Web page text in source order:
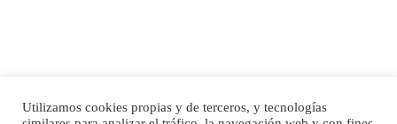
SHIBA PERDIDO AVDA JOSE MESA Y LOPEZ
Utilizamos cookies propias y de terceros, y tecnologías